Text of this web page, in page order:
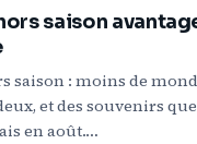
saison
saison : moins de
et des souvenirs
en août.…